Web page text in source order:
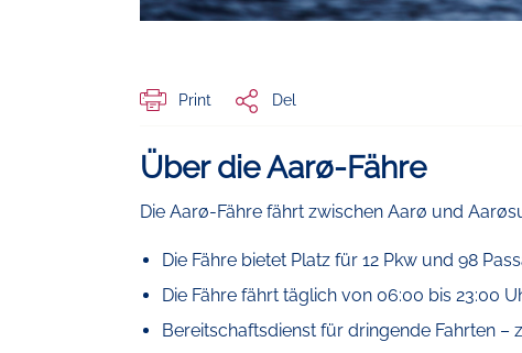
Print Del
Über die Aarø-Fähre
Die Aarø-Fähre fährt zwischen Aarø und
Die Fähre bietet Platz für 12 Pkw und 98
Die Fähre fährt täglich von 06:00 bis 23:00
Bereitschaftsdienst für dringende Fahrten –